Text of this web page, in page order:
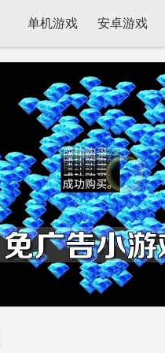
单机游戏 安卓游戏